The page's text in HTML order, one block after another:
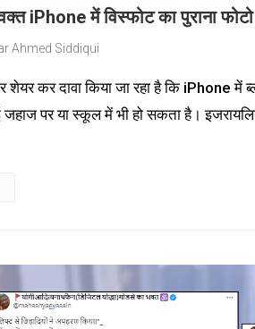
iPhone में विस्फोट का पुराना
Ahmed Siddiqui
शेयर कर दावा किया जा रहा है कि iPhone
जहाज पर या स्कूल में भी हो सकता है।